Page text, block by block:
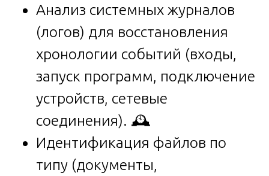
Анализ системных журналов
(логов) для восстановления
хронологии событий (входы,
запуск программ, подключение
устройств, сетевые
соединения). 🕰️
Идентификация файлов по
типу (документы,